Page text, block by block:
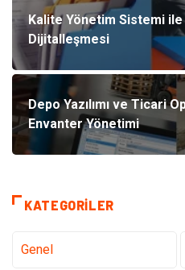
Kalite Yönetim Sistemi
Dijitalleşmesi
Depo Yazılımı ve Ticari
Envanter Yönetimi
KATEGORILER
Genel